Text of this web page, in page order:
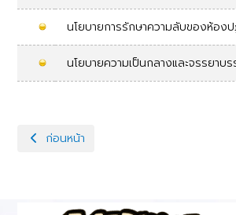
นโยบายการรักษาความลับของห้อง
นโยบายความเป็นกลางและจรรยา
เนื้อหาก่อนหน้า: มาตรฐานห้องปฏิบัติการ ISO/
ก่อนหน้า